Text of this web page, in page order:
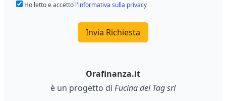
Ho letto e accetto l'informativa sulla privacy
Invia Richiesta
Orafinanza.it
è un progetto di Fucina del Tag srl